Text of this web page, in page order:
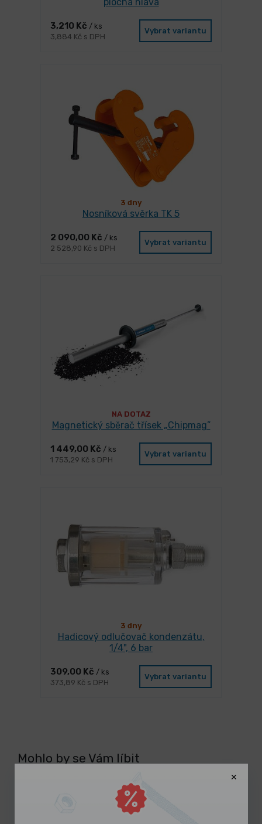
3,210 Kč / ks
3,884 Kč s DPH
Vybrat variantu
3 dny
Nosníková svěrka TK 5
2 090,00 Kč / ks
2 528,90 Kč s DPH
Vybrat variantu
NA DOTAZ
Magnetický sběrač třísek „Chipmag”
1 449,00 Kč / ks
1 753,29 Kč s DPH
Vybrat variantu
3 dny
Hadicový odlučovač kondenzátu,
1/4", 6 bar
309,00 Kč / ks
373,89 Kč s DPH
Vybrat variantu
Mohlo by se Vám líbit